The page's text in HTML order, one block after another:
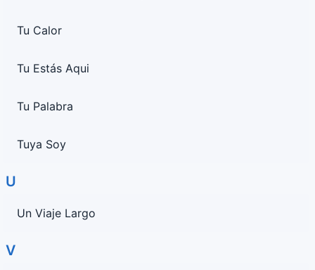
Tu Calor
Tu Estás Aqui
Tu Palabra
Tuya Soy
U
Un Viaje Largo
V